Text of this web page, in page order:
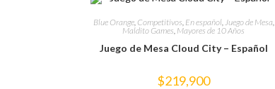
Blue Orange, Competitivos, En español,Juego de Mesa,
Maldito Games, Mayores de 10 Años
Juego de Mesa Cloud City – Español
$219,900